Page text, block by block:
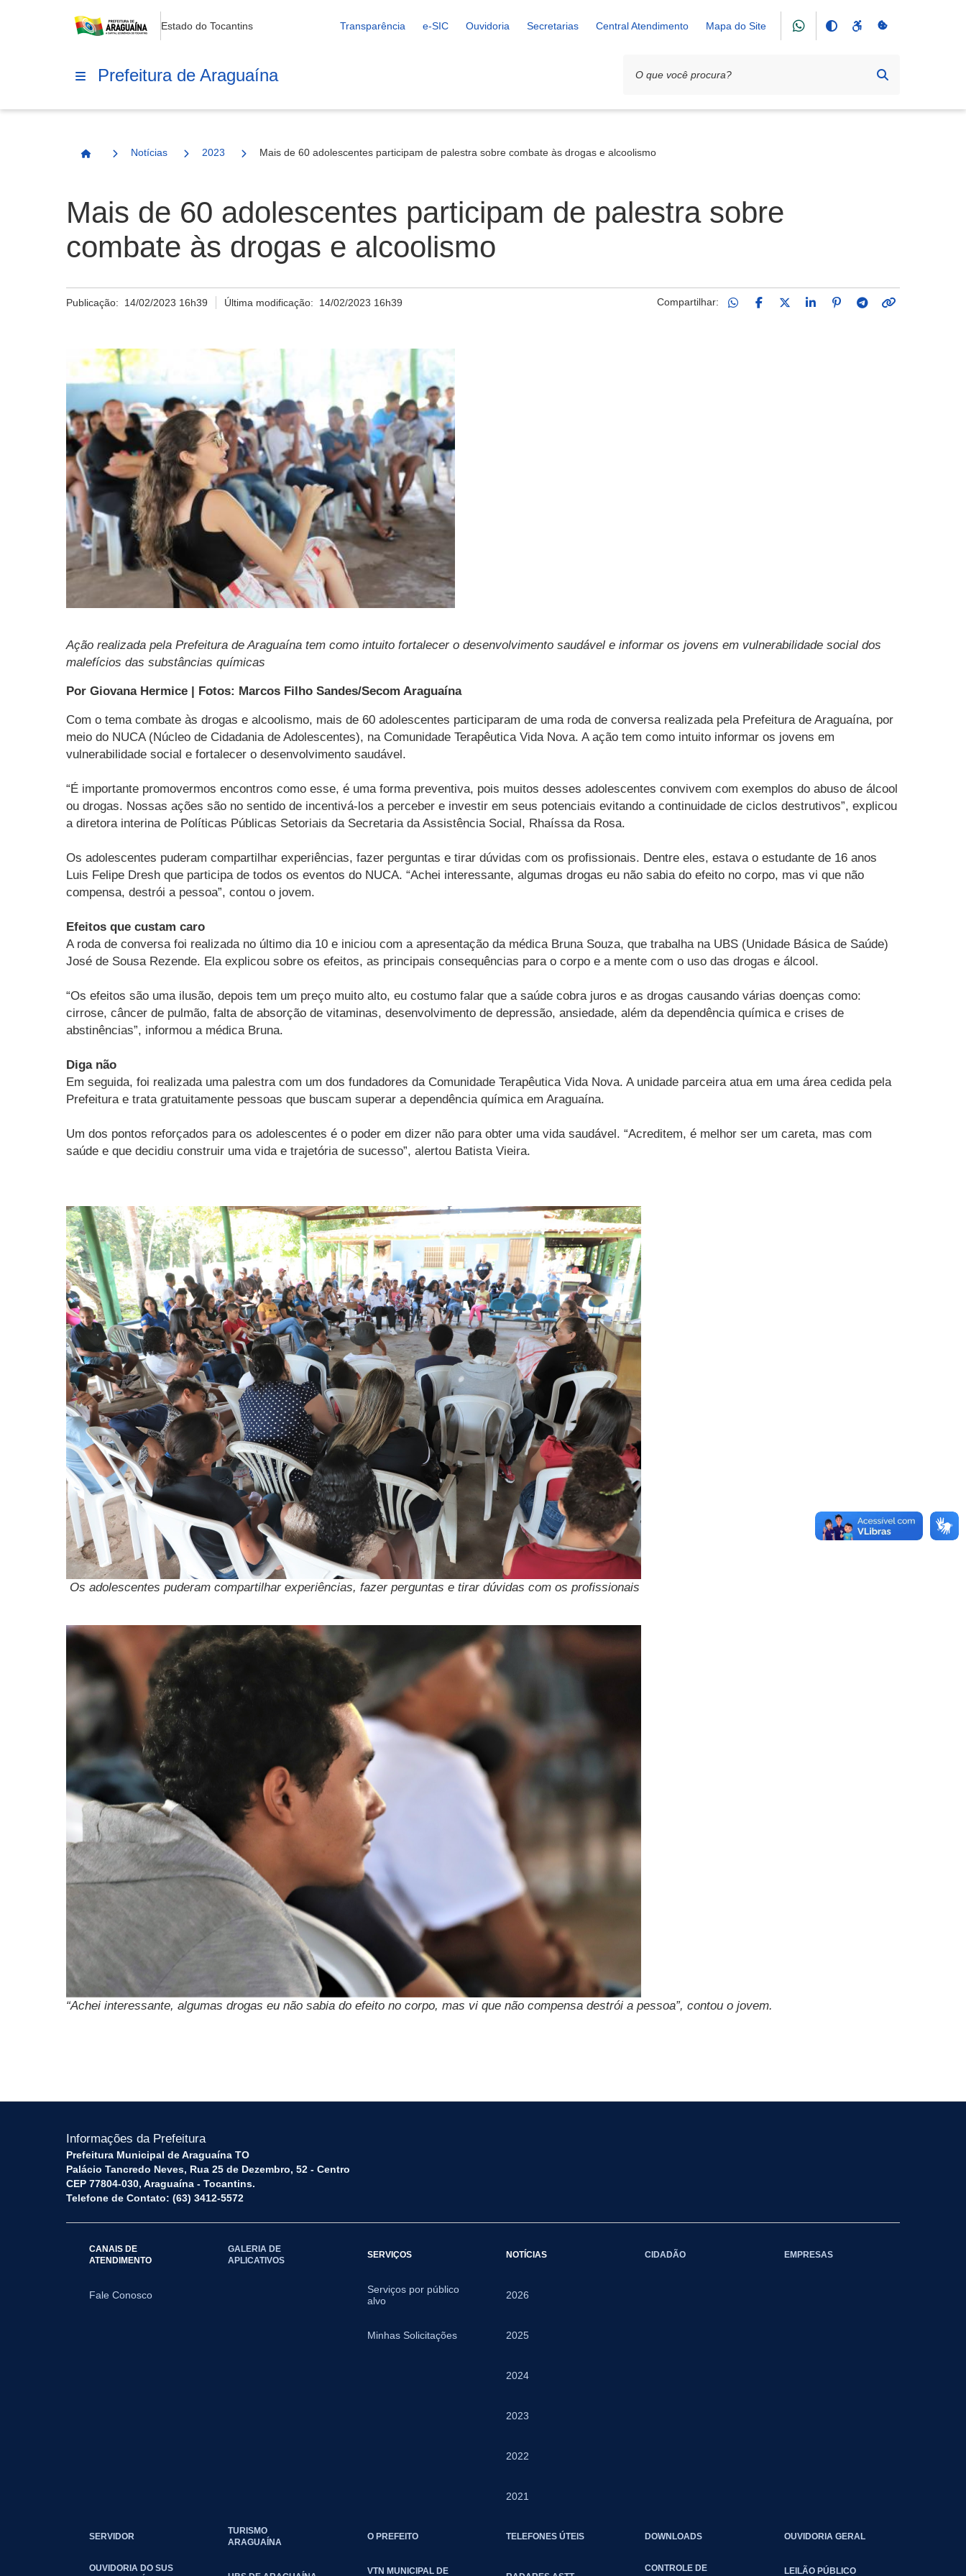
Estado do Tocantins Transparência e-SIC Ouvidoria Secretarias Central Atendimento Mapa do Site
Prefeitura de Araguaína
Página Inicial
Notícias 2023 Mais de 60 adolescentes participam de palestra sobre combate às drogas e alcoolismo
Mais de 60 adolescentes participam de palestra sobre
combate às drogas e alcoolismo
Publicação: 14/02/2023 16h39 Última modificação: 14/02/2023 16h39 Compartilhar:
Ação realizada pela Prefeitura de Araguaína tem como intuito fortalecer o desenvolvimento saudável e informar os jovens em vulnerabilidade social dos
malefícios das substâncias químicas
Por Giovana Hermice | Fotos: Marcos Filho Sandes/Secom Araguaína
Com o tema combate às drogas e alcoolismo, mais de 60 adolescentes participaram de uma roda de conversa realizada pela Prefeitura de Araguaína, por
meio do NUCA (Núcleo de Cidadania de Adolescentes), na Comunidade Terapêutica Vida Nova. A ação tem como intuito informar os jovens em
vulnerabilidade social e fortalecer o desenvolvimento saudável.
“É importante promovermos encontros como esse, é uma forma preventiva, pois muitos desses adolescentes convivem com exemplos do abuso de álcool
ou drogas. Nossas ações são no sentido de incentivá-los a perceber e investir em seus potenciais evitando a continuidade de ciclos destrutivos”, explicou
a diretora interina de Políticas Públicas Setoriais da Secretaria da Assistência Social, Rhaíssa da Rosa.
Os adolescentes puderam compartilhar experiências, fazer perguntas e tirar dúvidas com os profissionais. Dentre eles, estava o estudante de 16 anos
Luis Felipe Dresh que participa de todos os eventos do NUCA. “Achei interessante, algumas drogas eu não sabia do efeito no corpo, mas vi que não
compensa, destrói a pessoa”, contou o jovem.
Efeitos que custam caro
A roda de conversa foi realizada no último dia 10 e iniciou com a apresentação da médica Bruna Souza, que trabalha na UBS (Unidade Básica de Saúde)
José de Sousa Rezende. Ela explicou sobre os efeitos, as principais consequências para o corpo e a mente com o uso das drogas e álcool.
“Os efeitos são uma ilusão, depois tem um preço muito alto, eu costumo falar que a saúde cobra juros e as drogas causando várias doenças como:
cirrose, câncer de pulmão, falta de absorção de vitaminas, desenvolvimento de depressão, ansiedade, além da dependência química e crises de
abstinências”, informou a médica Bruna.
Diga não
Em seguida, foi realizada uma palestra com um dos fundadores da Comunidade Terapêutica Vida Nova. A unidade parceira atua em uma área cedida pela
Prefeitura e trata gratuitamente pessoas que buscam superar a dependência química em Araguaína.
Um dos pontos reforçados para os adolescentes é o poder em dizer não para obter uma vida saudável. “Acreditem, é melhor ser um careta, mas com
saúde e que decidiu construir uma vida e trajetória de sucesso”, alertou Batista Vieira.
Os adolescentes puderam compartilhar experiências, fazer perguntas e tirar dúvidas com os profissionais
“Achei interessante, algumas drogas eu não sabia do efeito no corpo, mas vi que não compensa destrói a pessoa”, contou o jovem.
Informações da Prefeitura
Prefeitura Municipal de Araguaína TO
Palácio Tancredo Neves, Rua 25 de Dezembro, 52 - Centro
CEP 77804-030, Araguaína - Tocantins.
Telefone de Contato: (63) 3412-5572
CANAIS DE
ATENDIMENTO
Fale Conosco
GALERIA DE
APLICATIVOS
SERVIÇOS
Serviços por público
alvo
Minhas Solicitações
NOTÍCIAS
2026
2025
2024
2023
2022
2021
CIDADÃO EMPRESAS
SERVIDOR
TURISMO
ARAGUAÍNA
O PREFEITO TELEFONES ÚTEIS DOWNLOADS OUVIDORIA GERAL
OUVIDORIA DO SUS
VTN MUNICIPAL DE
CONTROLE DE
LEILÃO PÚBLICO